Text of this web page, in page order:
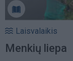
Laisvalaikis
Menkių liepa